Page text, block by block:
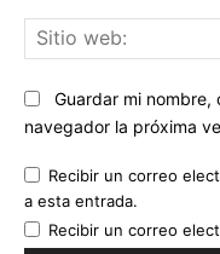
Guardar mi
navegador la próxima
Recibir un correo
a esta entrada.
Recibir un correo